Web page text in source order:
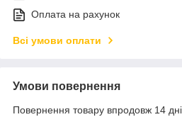
Оплата на рахунок
Всі умови оплати
Умови повернення
Повернення товару впродовж 14